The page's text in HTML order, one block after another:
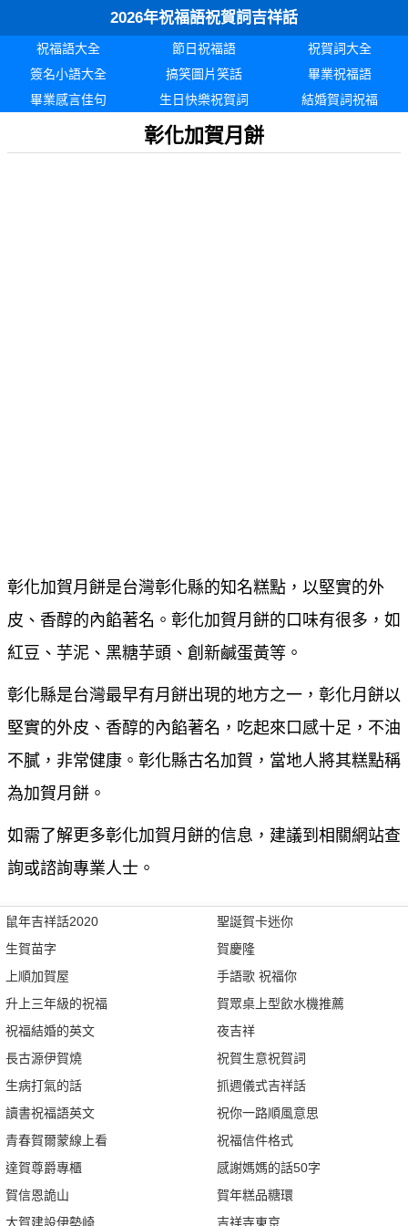
2026年祝福語祝賀詞吉祥話
祝福語大全 節日祝福語
祝賀詞大全
簽名小語大全
搞笑圖片笑話
畢業祝福語
畢業感言佳句
生日快樂祝賀詞 結婚賀詞祝福
彰化加賀月餅
彰化加賀月餅是台灣彰化縣的知名糕點，以堅實的外
皮、香醇的內餡著名。彰化加賀月餅的口味有很多，如
紅豆、芋泥、黑糖芋頭、創新鹹蛋黃等。
彰化縣是台灣最早有月餅出現的地方之一，彰化月餅以
堅實的外皮、香醇的內餡著名，吃起來口感十足，不油
不膩，非常健康。彰化縣古名加賀，當地人將其糕點稱
為加賀月餅。
如需了解更多彰化加賀月餅的信息，建議到相關網站查
詢或諮詢專業人士。
鼠年吉祥話2020
生賀苗字
上順加賀屋
升上三年級的祝福
祝福結婚的英文
長古源伊賀燒
生病打氣的話
讀書祝福語英文
青春賀爾蒙線上看
達賀尊爵專櫃
賀信恩詭山
大賀建設伊勢崎
聖誕賀卡迷你
賀慶隆
手語歌 祝福你
賀眾桌上型飲水機推薦
夜吉祥
祝賀生意祝賀詞
抓週儀式吉祥話
祝你一路順風意思
祝福信件格式
感謝媽媽的話50字
賀年糕品糖環
吉祥寺東京